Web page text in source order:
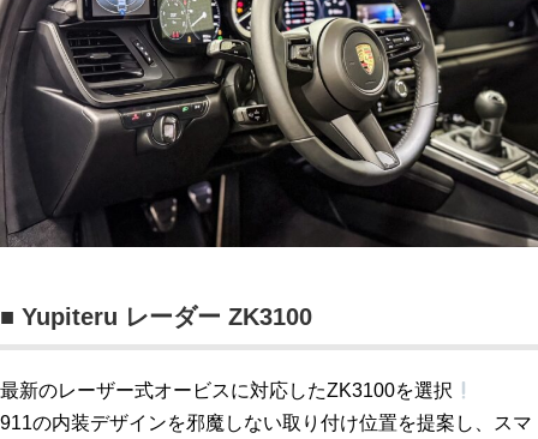
■ Yupiteru レーダー ZK3100
最新のレーザー式オービスに対応したZK3100を選択
911の内装デザインを邪魔しない取り付け位置を提案し、スマ